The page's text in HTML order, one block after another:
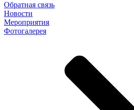
Обратная связь
Новости
Мероприятия
Фотогалерея